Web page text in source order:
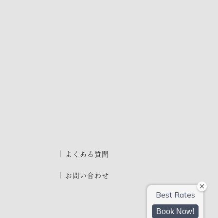
よくある質問
お問い合わせ